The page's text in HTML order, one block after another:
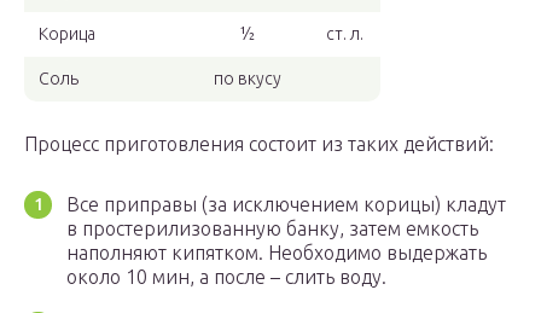
Корица ½ ст. л.
Соль по вкусу
Процесс приготовления состоит из таких действий:
Все приправы (за исключением корицы) кладут
в простерилизованную банку, затем емкость
наполняют кипятком. Необходимо выдержать
около 10 мин, а после – слить воду.